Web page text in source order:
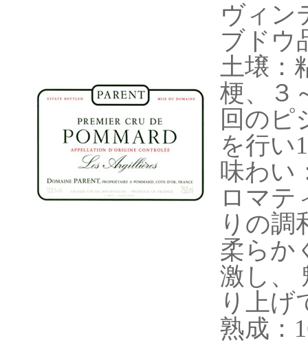
ヴィン
ブドウ
土壌
梗、３
回のピ
を行い
味わい
ロマテ
りの調
柔らか
激し、
り上げ
熟成：